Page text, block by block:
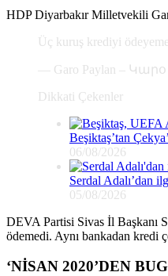
HDP Diyarbakır Milletvekili
Üç kuruş krediyi
— Garo Paylan – Կարօ
Dikkati Çekenler
Beşiktaş’tan
06/08/2026
Serdal Adalı’dan
05/08/2026
DEVA Partisi Sivas İl Başkanı
ödemedi. Aynı bankadan kredi
‘NİSAN 2020’DEN